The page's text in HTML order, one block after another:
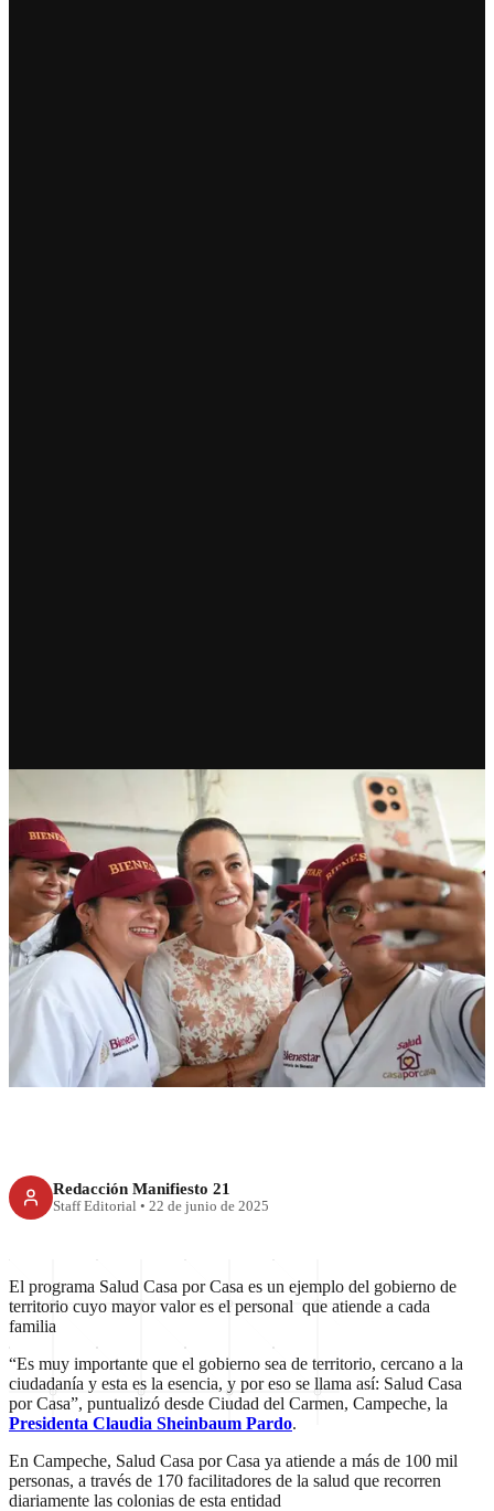
RECIENTE
Salud Casa por Casa hará
historia en el mundo:
Shienbaum
Redacción Manifiesto 21
Staff Editorial • 22 de junio de 2025
El programa Salud Casa por Casa es un ejemplo del gobierno de
territorio cuyo mayor valor es el personal que atiende a cada
familia
“Es muy importante que el gobierno sea de territorio, cercano a la
ciudadanía y esta es la esencia, y por eso se llama así: Salud Casa
por Casa”, puntualizó desde Ciudad del Carmen, Campeche, la
Presidenta Claudia Sheinbaum Pardo.
En Campeche, Salud Casa por Casa ya atiende a más de 100 mil
personas, a través de 170 facilitadores de la salud que recorren
diariamente las colonias de esta entidad